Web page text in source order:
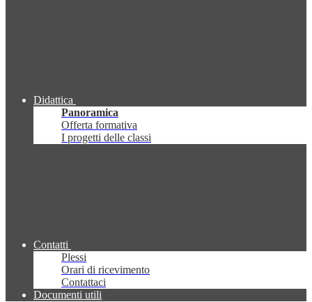
Didattica
Panoramica
Offerta formativa
I progetti delle classi
Contatti
Plessi
Orari di ricevimento
Contattaci
Documenti utili